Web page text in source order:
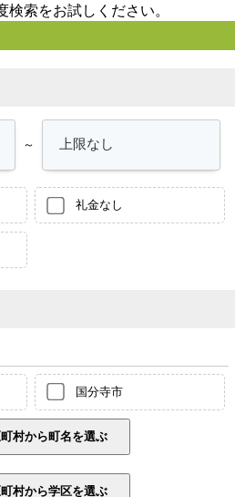
検索をお試しください。
～
礼金なし
国分寺市